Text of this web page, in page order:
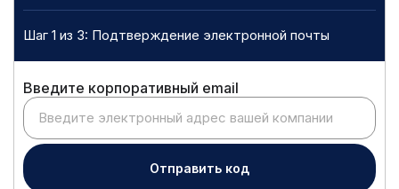
Шаг 1 из 3: Подтверждение электронной почты
Введите корпоративный email
Отправить код